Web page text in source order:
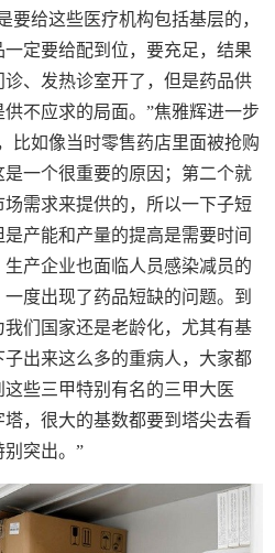
要给这些医疗机构包括基层的，
定要给配到位，要充足，结果
、发热诊室开了，但是药品供
不应求的局面。”焦雅辉进一步
比如像当时零售药店里面被抢购
一个很重要的原因；第二个就
需求来提供的，所以一下子短
产能和产量的提高是需要时间
产企业也面临人员感染减员的
度出现了药品短缺的问题。到
们国家还是老龄化，尤其有基
出来这么多的重病人，大家都
些三甲特别有名的三甲大医
，很大的基数都要到塔尖去看
突出。”